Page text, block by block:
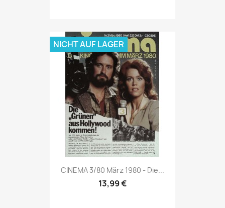
Vorschau
CINEMA 3/80 März 1980 - Die...
13,99 €
NICHT AUF LAGER